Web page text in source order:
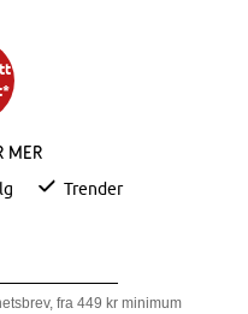
mer
Trender
fra 449 kr minimum